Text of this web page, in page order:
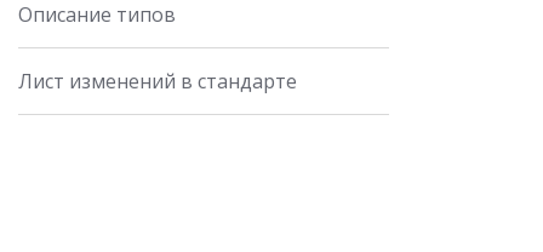
Описание типов
Лист изменений в стандарте